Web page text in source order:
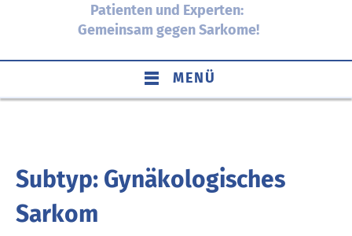
Patienten und Experten:
Gemeinsam gegen Sarkome!
MENÜ
Subtyp: Gynäkologisches
Sarkom